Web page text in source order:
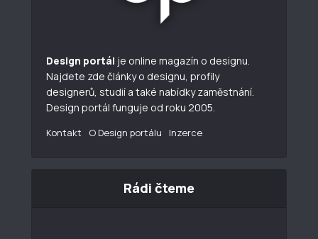
Design portál je online magazín o designu.
Najdete zde články o designu, profily
designerů, studií a také nabídky zaměstnání.
Design portál funguje od roku 2005.
Kontakt O Design portálu Inzerce
Rádi čteme